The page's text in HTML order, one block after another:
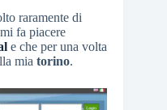
raramente di
mi fa piacere
e che per una volta
mia torino.